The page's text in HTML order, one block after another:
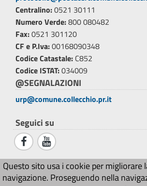
Centralino:0521 30111
Numero Verde:800 080482
Fax:0521 301120
CF e P.Iva:00168090348
Codice Catastale: C852
Codice ISTAT:034009
@SEGNALAZIONI
urp@comune.collecchio.pr.it
Seguici su
Credits
Sito web realizzato daAi4Smartcity
Questo sito usa i cookie per migliorare
navigazione. Proseguendo nella